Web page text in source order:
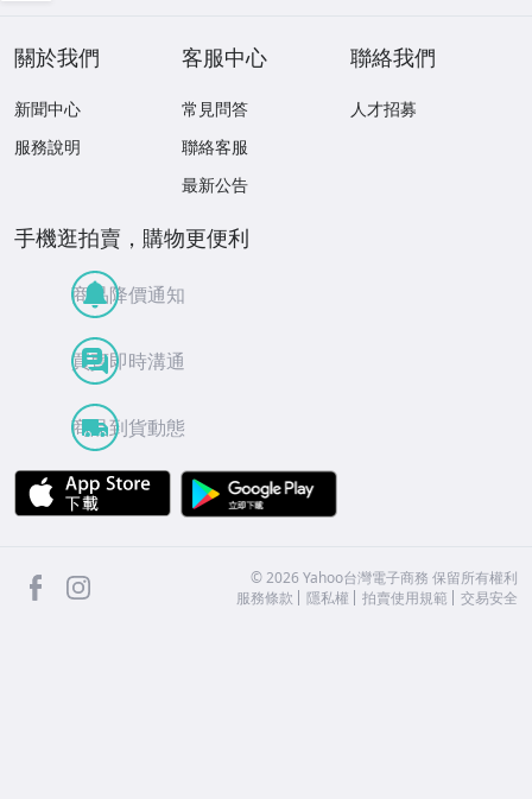
關於我們
新聞中心
服務說明
客服中心
常見問答
聯絡客服
最新公告
聯絡我們
人才招募
手機逛拍賣，購物更便利
商品降價通知
買賣即時溝通
商品到貨動態
APP Store
facebook ©2026 Yahoo台灣電子商務 保留所有權利
服務條款
隱私權 拍賣使用規範 交易安全